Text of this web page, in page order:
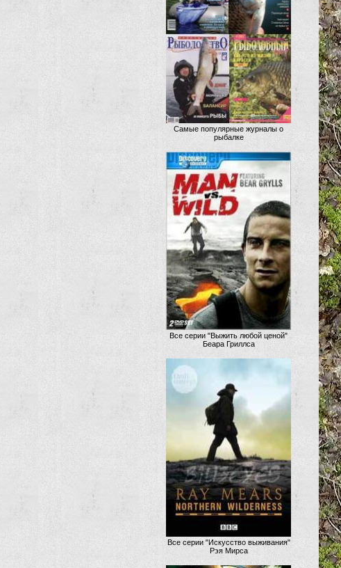
Самые популярные журналы о
рыбалке
Все серии "Выжить любой ценой"
Беара Гриллса
Все серии "Искусство выживания"
Рэя Мирса